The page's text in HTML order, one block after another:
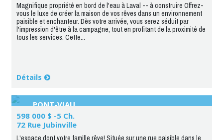
Magnifique propriété en bord de l'eau à Laval -- à construire Offrez-
vous le luxe de créer la maison de vos rêves dans un environnement
paisible et enchanteur. Dès votre arrivée, vous serez séduit par
l'impression d'être à la campagne, tout en profitant de la proximité de
tous les services. Cette...
Détails
PONT-VIAU
598 000 $ -5 Ch.
72 Rue Jubinville
L'espace dont votre famille rêve! Située sur une rue paisible dans le